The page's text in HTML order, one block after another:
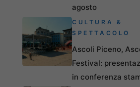
agosto
CULTURA &
SPETTACOLO
Ascoli Piceno,
Festival:
in conferenza